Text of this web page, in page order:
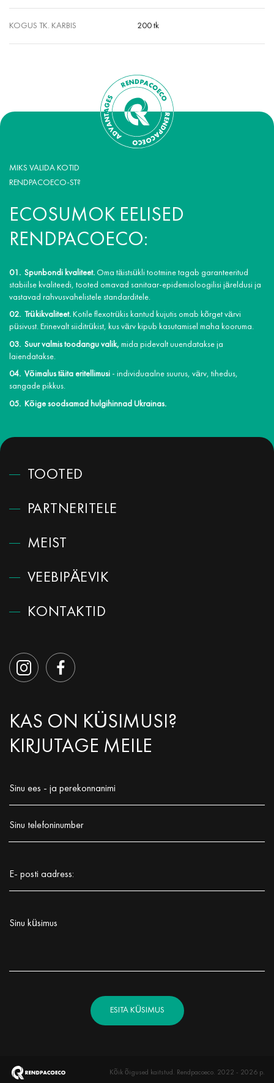
KOGUS TK. KARBIS 200 tk
MIKS VALIDA KOTID
RENDPACOECO-ST?
ECOSUMOK EELISED
RENDPACOECO:
Spunbondi kvaliteet.Oma täistsükli tootmine tagab garanteeritud
stabiilse kvaliteedi, tooted omavad sanitaar-epidemioloogilisi järeldusi ja
vastavad rahvusvahelistele standarditele.
Trükikvaliteet.Kotile flexotrükis kantud kujutis omab kõrget värvi
püsivust. Erinevalt siiditrükist, kus värv kipub kasutamisel maha kooruma.
Suur valmis toodangu valik, mida pidevalt uuendatakse ja
laiendatakse.
Võimalus täita eritellimusi- individuaalne suurus, värv, tihedus,
sangade pikkus.
Kõige soodsamad hulgihinnad Ukrainas.
TOOTED
PARTNERITELE
MEIST
VEEBIPÄEVIK
КОNTAKTID
KAS ON KÜSIMUSI?
KIRJUTAGE MEILE
Sinu ees - ja perekonnanimi
Sinu telefoninumber
E- posti aadress:
Sinu küsimus
ESITA KÜSIMUS
Kõik õigused kaitstud. Rendpacoeco. 2022 - 2026 р.